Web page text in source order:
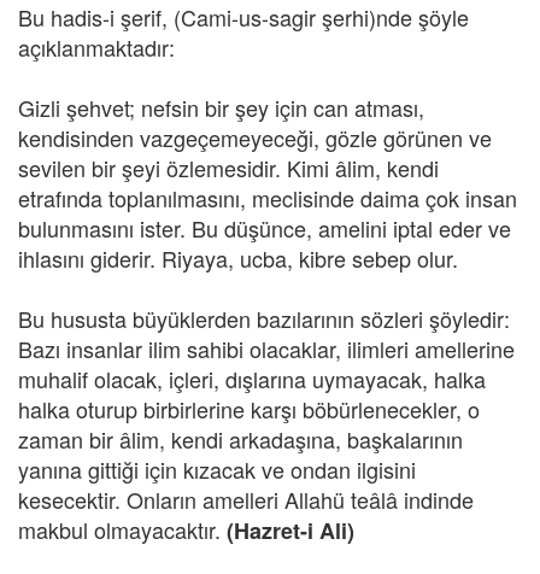
Bu hadis-i şerif, (Cami-us-sagir şerhi)nde şöyle
açıklanmaktadır:
Gizli şehvet; nefsin bir şey için can atması,
kendisinden vazgeçemeyeceği, gözle görünen ve
sevilen bir şeyi özlemesidir. Kimi âlim, kendi
etrafında toplanılmasını, meclisinde daima çok insan
bulunmasını ister. Bu düşünce, amelini iptal eder ve
ihlasını giderir. Riyaya, ucba, kibre sebep olur.
Bu hususta büyüklerden bazılarının sözleri şöyledir:
Bazı insanlar ilim sahibi olacaklar, ilimleri amellerine
muhalif olacak, içleri, dışlarına uymayacak, halka
halka oturup birbirlerine karşı böbürlenecekler, o
zaman bir âlim, kendi arkadaşına, başkalarının
yanına gittiği için kızacak ve ondan ilgisini
kesecektir. Onların amelleri Allahü teâlâ indinde
makbul olmayacaktır. (Hazret-i Ali)